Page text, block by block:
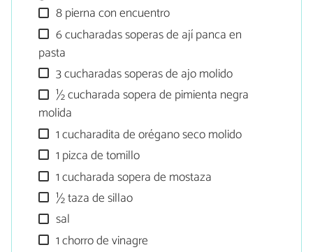
8 pierna con encuentro
6 cucharadas soperas de ají panca en
pasta
3 cucharadas soperas de ajo molido
½ cucharada sopera de pimienta negra
molida
1 cucharadita de orégano seco molido
1 pizca de tomillo
1 cucharada sopera de mostaza
½ taza de sillao
sal
1 chorro de vinagre